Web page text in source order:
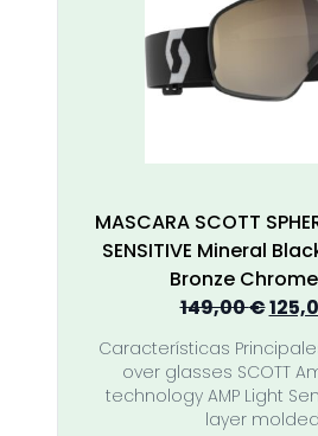
MASCARA SCOTT
SENSITIVE Mineral
Bronze
149,00€El
precio
era:
Características
over glasses SCOTT
technology AMP Light
layer